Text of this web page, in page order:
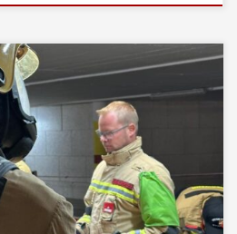
ein Trupp der STADTFEUERWEHR
in Scheffau teil und
erfolgreich abschließen. Der
stellt die Teilnehmer vor
die hohe körperliche Fitness,
erfordern. Zu den
unter anderem das Suchen und